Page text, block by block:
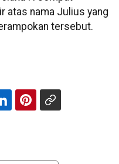
atas nama Julius yang
tersebut.